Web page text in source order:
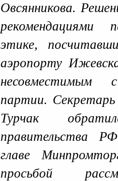
Овсянникова.
рекомендациями
этике,
аэропорту
несовместимым
партии.
Турчак
правительства
главе
просьбой